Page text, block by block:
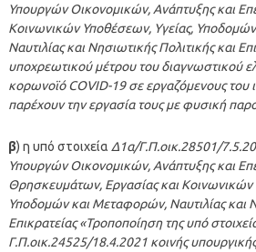
Υπουργών Οικονομικών, Ανάπτυξης και
Κοινωνικών Υποθέσεων, Υγείας,
Ναυτιλίας και Νησιωτικής Πολιτικής και
υποχρεωτικού μέτρου του διαγνωστικού
κορωνοϊό COVID-19 σε εργαζόμενους του
παρέχουν την εργασία τους με φυσική
β) η υπό στοιχεία Δ1α/Γ.Π.οικ.28501/
Υπουργών Οικονομικών, Ανάπτυξης και
Θρησκευμάτων, Εργασίας και Κοινωνικών
Υποδομών και Μεταφορών, Ναυτιλίας και
Επικρατείας «Τροποποίηση της υπό
Γ.Π.οικ.24525/18.4.2021 κοινής